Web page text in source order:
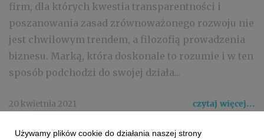
firm, dla których kwestia transparentności i
poszanowania zasad zrównoważonego rozwoju nie
jest chwilowym trendem, a filozofią prowadzenia
biznesu. Marką, która doskonale to rozumie i w ten
sposób podchodzi do swojej działa...
20 kwietnia 2021 czytaj więcej...
Używamy plików cookie do działania naszej strony